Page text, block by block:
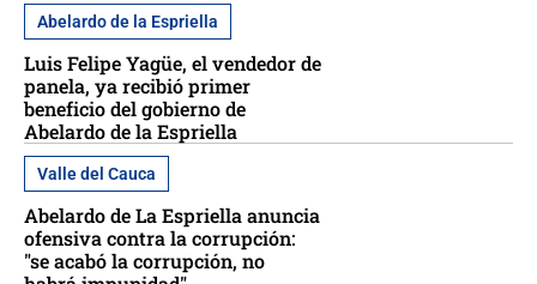
Abelardo de la Espriella
Luis Felipe Yagüe, el vendedor de
panela, ya recibió primer
beneficio del gobierno de
Abelardo de la Espriella
Valle del Cauca
Abelardo de La Espriella anuncia
ofensiva contra la corrupción:
"se acabó la corrupción, no